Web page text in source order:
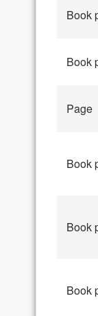
Book
Book
Page
Book
Book
Book